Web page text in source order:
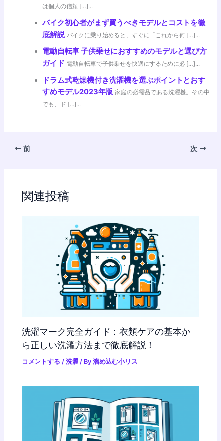
は個人の信頼 […]...
バイク初心者がまず買うべきモデルとコストを徹
底解説 バイクに乗り始めると、すぐに「これから何 […]...
電動自転車 子供乗せにおすすめのモデルと選び方
ガイド 電動自転車で子供乗せを快適にするために必 […]...
ドラム式乾燥機付き洗濯機を選ぶポイントとおす
すめモデル2023年版 家庭の必需品である洗濯機。その中
でも、ド […]...
前 次
関連投稿
洗濯マーク完全ガイド：衣類ケアの基本か
ら正しい洗濯方法まで徹底解説！
コメントする /洗濯 / By溜め込む小リス